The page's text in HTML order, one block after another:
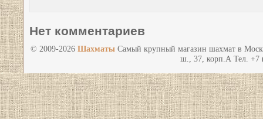
Нет комментариев
© 2009-2026 Шахматы Самый крупный магазин шахмат в
ш., 37, корп.А Тел. +7